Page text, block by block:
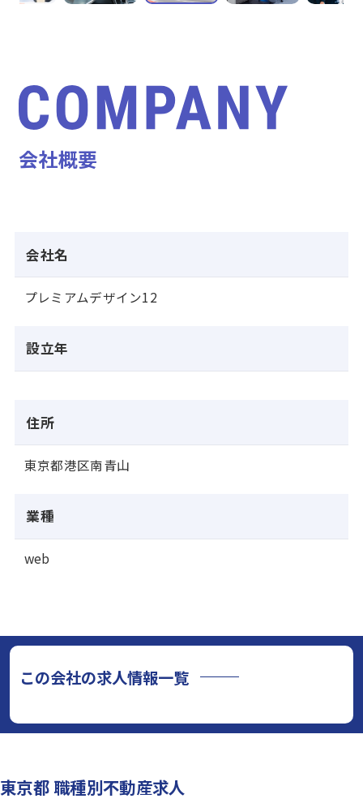
会社概要
会社名
プレミアムデザイン12
設立年
住所
東京都港区南青山
業種
web
この会社の求人情報一覧
東京都 職種別不動産求人